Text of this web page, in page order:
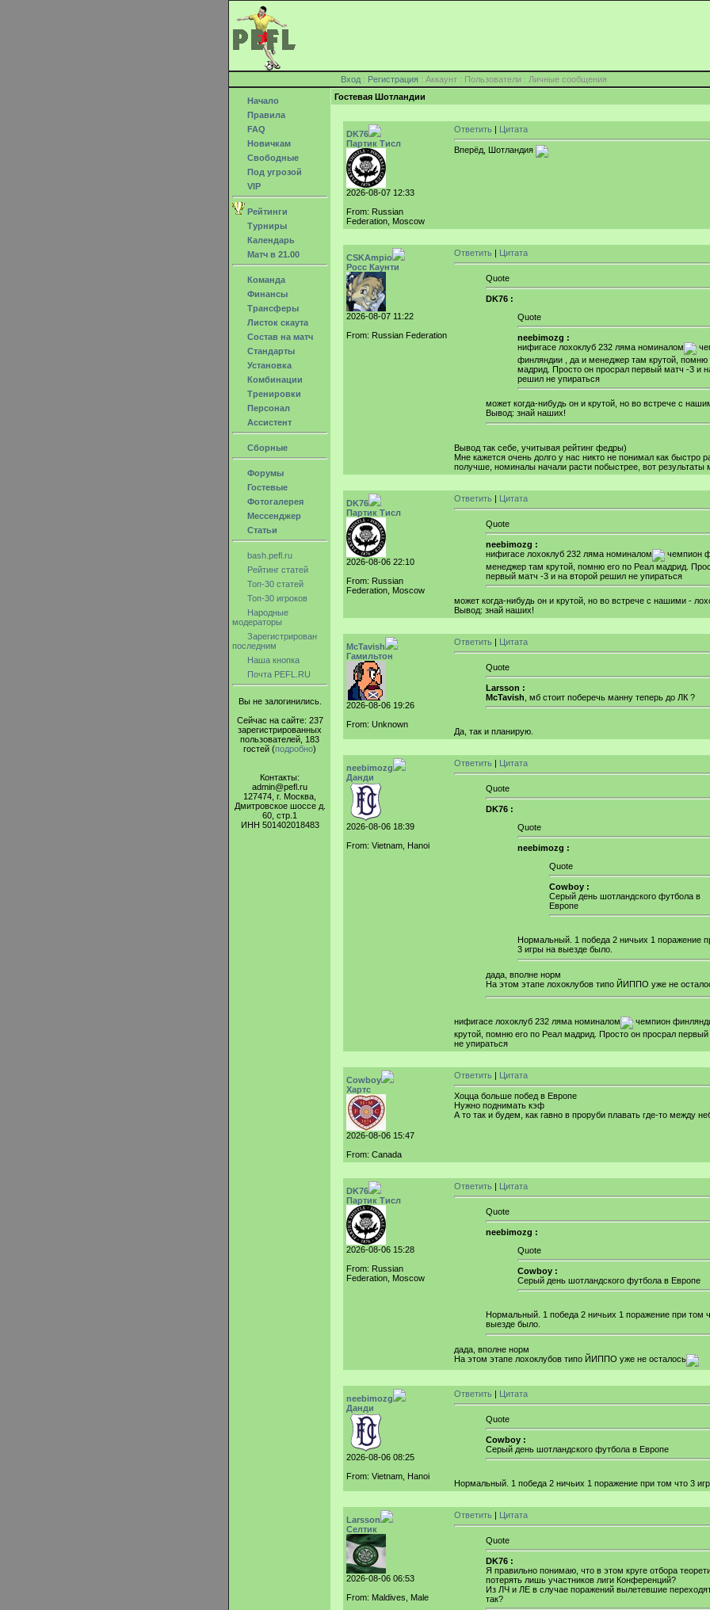
Вход : Регистрация : Аккаунт : Пользователи : Личные сообщения
Начало
Правила
FAQ
Новичкам
Свободные
Под угрозой
VIP
Рейтинги
Турниры
Календарь
Матч в 21.00
Команда
Финансы
Трансферы
Листок скаута
Состав на матч
Стандарты
Установка
Комбинации
Тренировки
Персонал
Ассистент
Сборные
Форумы
Гостевые
Фотогалерея
Мессенджер
Статьи
bash.pefl.ru
Рейтинг статей
Топ-30 статей
Топ-30 игроков
Народные
модераторы
Зарегистрирован
последним
Наша кнопка
Почта PEFL.RU
Вы не залогинились.
Сейчас на сайте: 237
зарегистрированных
пользователей, 183
гостей (подробно)
Контакты:
admin@pefl.ru
127474, г. Москва,
Дмитровское шоссе д.
60, стр.1
ИНН 501402018483
Гостевая Шотландии
DK76
Партик Тисл
2026-08-07 12:33
From: Russian
Federation, Moscow
Ответить | Цитата
Вперёд, Шотландия
CSKAmpio
Росс Каунти
2026-08-07 11:22
From: Russian Federation
Ответить | Цитата
Quote
DK76 :
Quote
neebimozg :
нифигасе лохоклуб 232 ляма номиналом
финляндии , да и менеджер там крутой, помню
мадрид. Просто он просрал первый матч -3 и
решил не упираться
может когда-нибудь он и крутой, но во встрече с
Вывод: знай наших!
Вывод так себе, учитывая рейтинг федры)
Мне кажется очень долго у нас никто не понимал как быстро
получше, номиналы начали расти побыстрее, вот результаты
DK76
Партик Тисл
2026-08-06 22:10
From: Russian
Federation, Moscow
Ответить | Цитата
Quote
neebimozg :
нифигасе лохоклуб 232 ляма номиналом
чемпион
менеджер там крутой, помню его по Реал мадрид.
первый матч -3 и на второй решил не упираться
может когда-нибудь он и крутой, но во встрече с нашими -
Вывод: знай наших!
McTavish
Гамильтон
2026-08-06 19:26
From: Unknown
Ответить | Цитата
Quote
Larsson :
McTavish , мб стоит поберечь манну теперь до ЛК ?
Да, так и планирую.
neebimozg
Данди
2026-08-06 18:39
From: Vietnam, Hanoi
Ответить | Цитата
Quote
DK76 :
Quote
neebimozg :
Quote
Cowboy :
Серый день шотландского футбола в
Европе
Нормальный. 1 победа 2 ничьих 1 поражение
3 игры на выезде было.
дада, вполне норм
На этом этапе лохоклубов типо ЙИППО уже не
нифигасе лохоклуб 232 ляма номиналом
чемпион
крутой, помню его по Реал мадрид. Просто он просрал
не упираться
Cowboy
Хартс
2026-08-06 15:47
From: Canada
Ответить | Цитата
Хоцца больше побед в Европе
Нужно поднимать кэф
А то так и будем, как гавно в проруби плавать где-то между
DK76
Партик Тисл
2026-08-06 15:28
From: Russian
Federation, Moscow
Ответить | Цитата
Quote
neebimozg :
Quote
Cowboy :
Серый день шотландского футбола в Европе
Нормальный. 1 победа 2 ничьих 1 поражение при том
выезде было.
дада, вполне норм
На этом этапе лохоклубов типо ЙИППО уже не осталось
neebimozg
Данди
2026-08-06 08:25
From: Vietnam, Hanoi
Ответить | Цитата
Quote
Cowboy :
Серый день шотландского футбола в Европе
Нормальный. 1 победа 2 ничьих 1 поражение при том что 3
Larsson
Селтик
2026-08-06 06:53
From: Maldives, Male
Ответить | Цитата
Quote
DK76 :
Я правильно понимаю, что в этом круге отбора
потерять лишь участников лиги Конференций?
Из ЛЧ и ЛЕ в случае поражений вылетевшие
так?